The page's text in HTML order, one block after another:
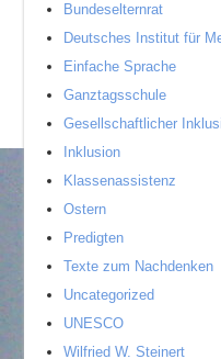
Bundeselternrat
Deutsches Institut für
Einfache Sprache
Ganztagsschule
Gesellschaftlicher
Inklusion
Klassenassistenz
Ostern
Predigten
Texte zum Nachdenken
Uncategorized
UNESCO
Wilfried W. Steinert